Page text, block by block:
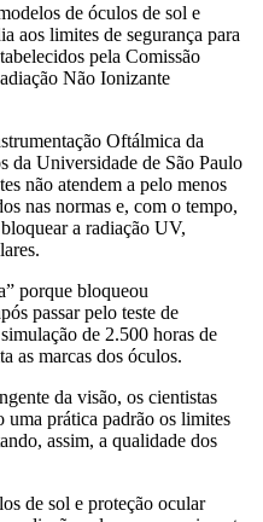
de óculos de sol e
aos limites de segurança para
pela Comissão
Não Ionizante
Oftálmica da
da Universidade de São Paulo
não atendem a pelo menos
nas normas e, com o tempo,
a radiação UV,
porque bloqueou
passar pelo teste de
de 2.500 horas de
as marcas dos óculos.
da visão, os cientistas
uma prática padrão os limites
assim, a qualidade dos
de sol e proteção ocular